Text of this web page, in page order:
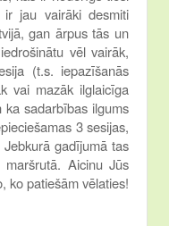
jau vairāki desmiti
gan ārpus tās un
vēl vairāk,
(t.s. iepazīšanās
vai mazāk ilglaicīga
sadarbības ilgums
3 sesijas,
gadījumā tas
Aicinu Jūs
ko patiešām vēlaties!